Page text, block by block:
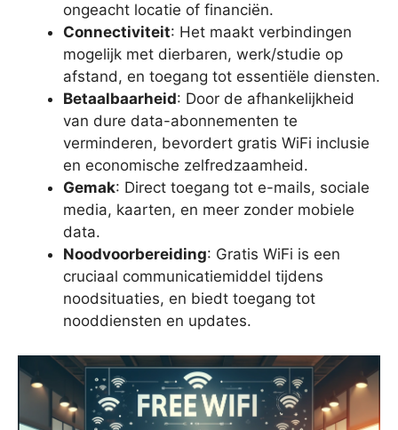
ongeacht locatie of financiën.
Connectiviteit: Het maakt verbindingen
mogelijk met dierbaren, werk/studie op
afstand, en toegang tot essentiële diensten.
Betaalbaarheid: Door de afhankelijkheid
van dure data-abonnementen te
verminderen, bevordert gratis WiFi inclusie
en economische zelfredzaamheid.
Gemak: Direct toegang tot e-mails, sociale
media, kaarten, en meer zonder mobiele
data.
Noodvoorbereiding: Gratis WiFi is een
cruciaal communicatiemiddel tijdens
noodsituaties, en biedt toegang tot
nooddiensten en updates.